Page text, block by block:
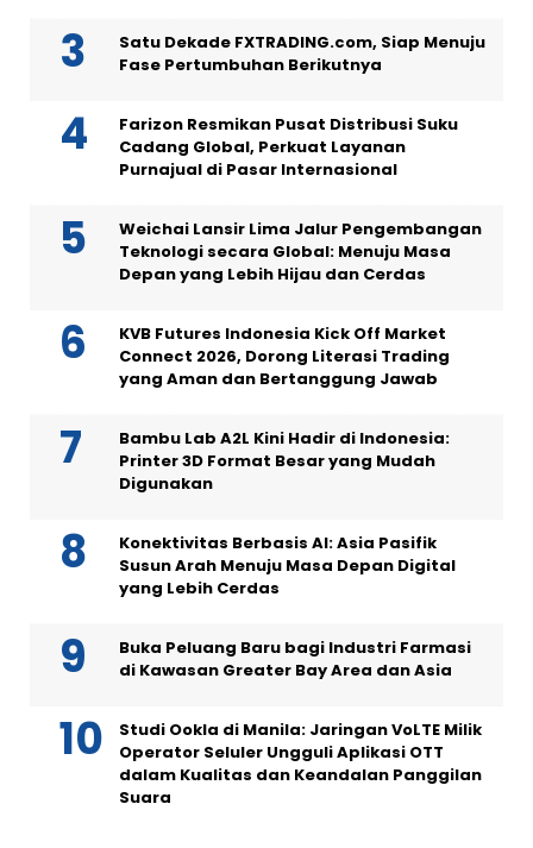
Satu Dekade FXTRADING.com, Siap Menuju
Fase Pertumbuhan Berikutnya
Farizon Resmikan Pusat Distribusi Suku
Cadang Global, Perkuat Layanan
Purnajual di Pasar Internasional
Weichai Lansir Lima Jalur Pengembangan
Teknologi secara Global: Menuju Masa
Depan yang Lebih Hijau dan Cerdas
KVB Futures Indonesia Kick Off Market
Connect 2026, Dorong Literasi Trading
yang Aman dan Bertanggung Jawab
Bambu Lab A2L Kini Hadir di Indonesia:
Printer 3D Format Besar yang Mudah
Digunakan
Konektivitas Berbasis AI: Asia Pasifik
Susun Arah Menuju Masa Depan Digital
yang Lebih Cerdas
Buka Peluang Baru bagi Industri Farmasi
di Kawasan Greater Bay Area dan Asia
Studi Ookla di Manila: Jaringan VoLTE Milik
Operator Seluler Ungguli Aplikasi OTT
dalam Kualitas dan Keandalan Panggilan
Suara